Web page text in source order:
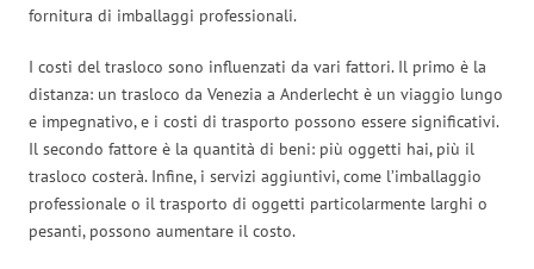
fornitura di imballaggi professionali.
I costi del trasloco sono influenzati da vari fattori. Il primo è la
distanza: un trasloco da Venezia a Anderlecht è un viaggio lungo
e impegnativo, e i costi di trasporto possono essere significativi.
Il secondo fattore è la quantità di beni: più oggetti hai, più il
trasloco costerà. Infine, i servizi aggiuntivi, come l’imballaggio
professionale o il trasporto di oggetti particolarmente larghi o
pesanti, possono aumentare il costo.